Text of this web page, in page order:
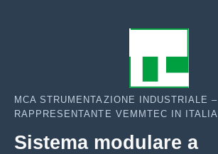
MCA STRUMENTAZIONE INDUSTRIALE –
RAPPRESENTANTE VEMMTEC IN ITALIA
Sistema modulare a